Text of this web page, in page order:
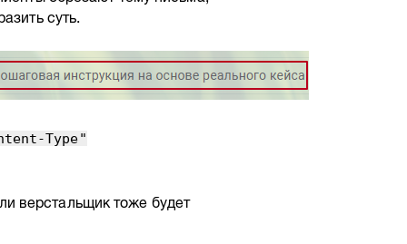
суть.
Type"
верстальщик тоже будет